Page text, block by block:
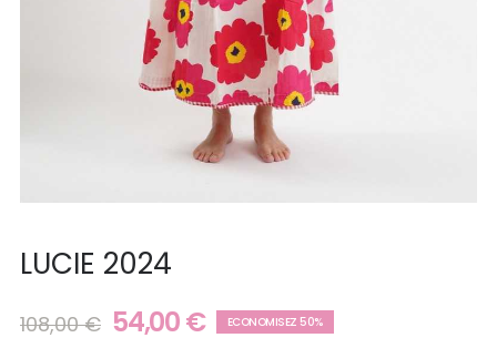
LUCIE 2024
108,00 € 54,00 € ECONOMISEZ 50%